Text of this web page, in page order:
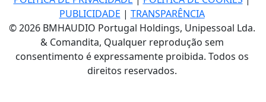
PUBLICIDADE | TRANSPARÊNCIA
© 2026 BMHAUDIO Portugal Holdings, Unipessoal Lda.
& Comandita, Qualquer reprodução sem
consentimento é expressamente proibida. Todos os
direitos reservados.